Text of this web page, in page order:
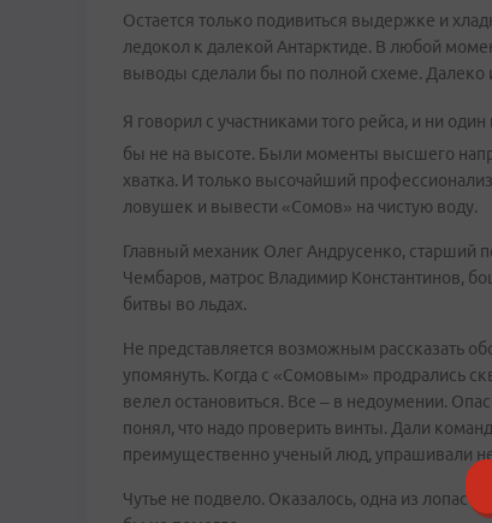
Остается только подивиться выдержке и
ледокол к далекой Антарктиде. В любой
выводы сделали бы по полной схеме. Далеко
Я говорил с участниками того рейса, и ни
бы не на высоте. Были моменты высшего
хватка. И только высочайший
ловушек и вывести «Сомов» на чистую воду.
Главный механик Олег Андрусенко, старший
Чембаров, матрос Владимир Константинов,
битвы во льдах.
Не представляется возможным рассказать
упомянуть. Когда с «Сомовым» продрались
велел остановиться. Все – в недоумении.
понял, что надо проверить винты. Дали
преимущественно ученый люд, упрашивали
Чутье не подвело. Оказалось, одна из